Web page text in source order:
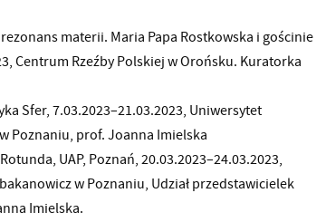
materii. Maria Papa Rostkowska i gościnie
Centrum Rzeźby Polskiej w Orońsku. Kuratorka
Sfer, 7.03.2023–21.03.2023, Uniwersytet
Poznaniu, prof. Joanna Imielska
UAP, Poznań, 20.03.2023–24.03.2023,
w Poznaniu, Udział przedstawicielek
Imielska.